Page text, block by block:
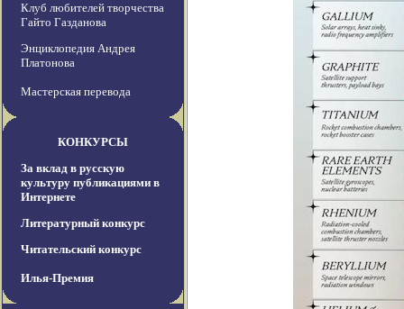
Клуб любителей творчества
Гайто Газданова
Энциклопедия Андрея
Платонова
Мастерская перевода
КОНКУРСЫ
За вклад в русскую
культуру публикациями в
Интернете
Литературный конкурс
Читательский конкурс
Илья-Премия